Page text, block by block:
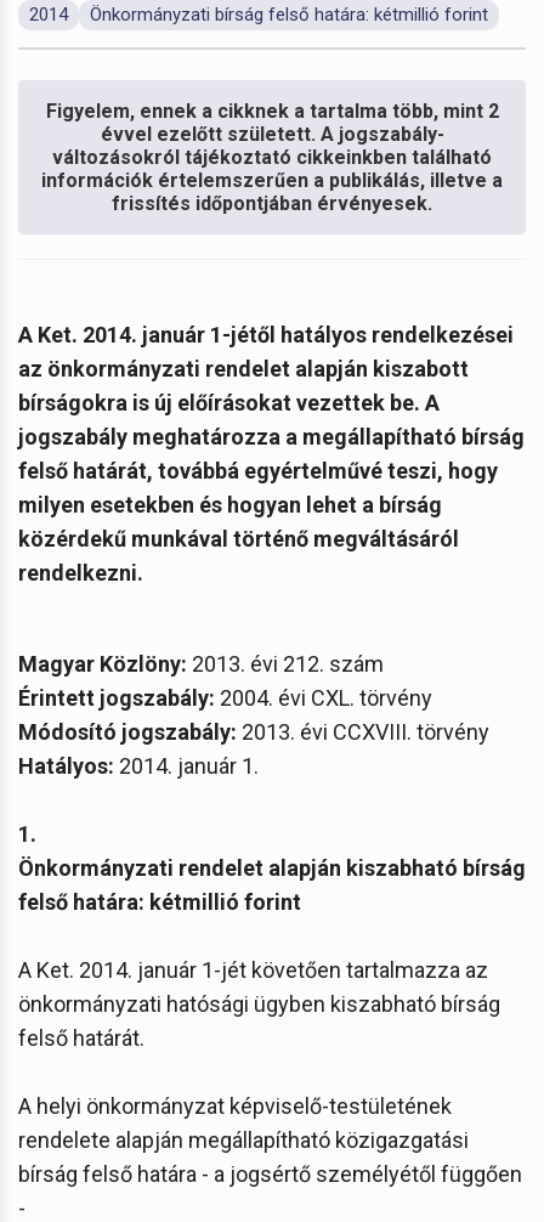
2014 Önkormányzati bírság felső határa: kétmillió forint
Figyelem, ennek a cikknek a tartalma több, mint 2
évvel ezelőtt született. A jogszabály-
változásokról tájékoztató cikkeinkben található
információk értelemszerűen a publikálás, illetve a
frissítés időpontjában érvényesek.
A Ket. 2014. január 1-jétől hatályos rendelkezései
az önkormányzati rendelet alapján kiszabott
bírságokra is új előírásokat vezettek be. A
jogszabály meghatározza a megállapítható bírság
felső határát, továbbá egyértelművé teszi, hogy
milyen esetekben és hogyan lehet a bírság
közérdekű munkával történő megváltásáról
rendelkezni.
Magyar Közlöny: 2013. évi 212. szám
Érintett jogszabály: 2004. évi CXL. törvény
Módosító jogszabály: 2013. évi CCXVIII. törvény
Hatályos: 2014. január 1.
1.
Önkormányzati rendelet alapján kiszabható bírság
felső határa: kétmillió forint
A Ket. 2014. január 1-jét követően tartalmazza az
önkormányzati hatósági ügyben kiszabható bírság
felső határát.
A helyi önkormányzat képviselő-testületének
rendelete alapján megállapítható közigazgatási
bírság felső határa - a jogsértő személyétől függően
-